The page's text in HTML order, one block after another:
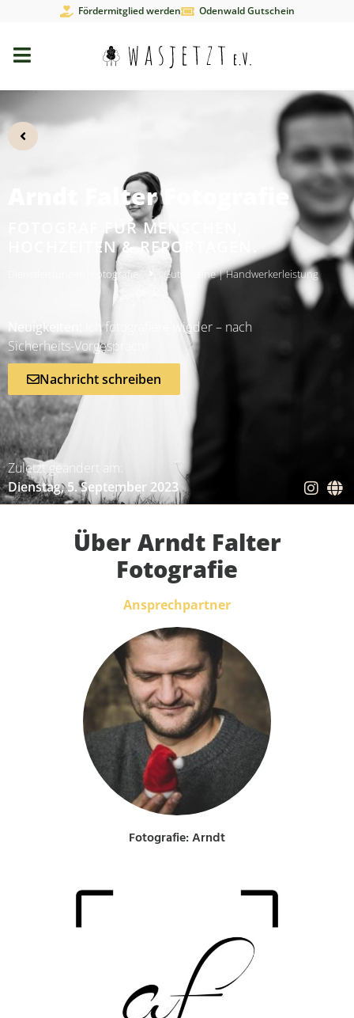
Fördermitglied werden Odenwald Gutschein
Arndt Falter Fotografie
FOTOGRAF FÜR MENSCHEN,
HOCHZEITEN & REPORTAGEN.
Fotografie Gutscheine|Handwerkerleistung
Neuigkeiten:
Ich fotografiere wieder – nach
Sicherheits-Vorgespräch!
Nachricht schreiben
Zuletzt geändert am:
Dienstag, 5. September 2023
Über Arndt Falter
Fotografie
Ansprechpartner
Fotografie: Arndt